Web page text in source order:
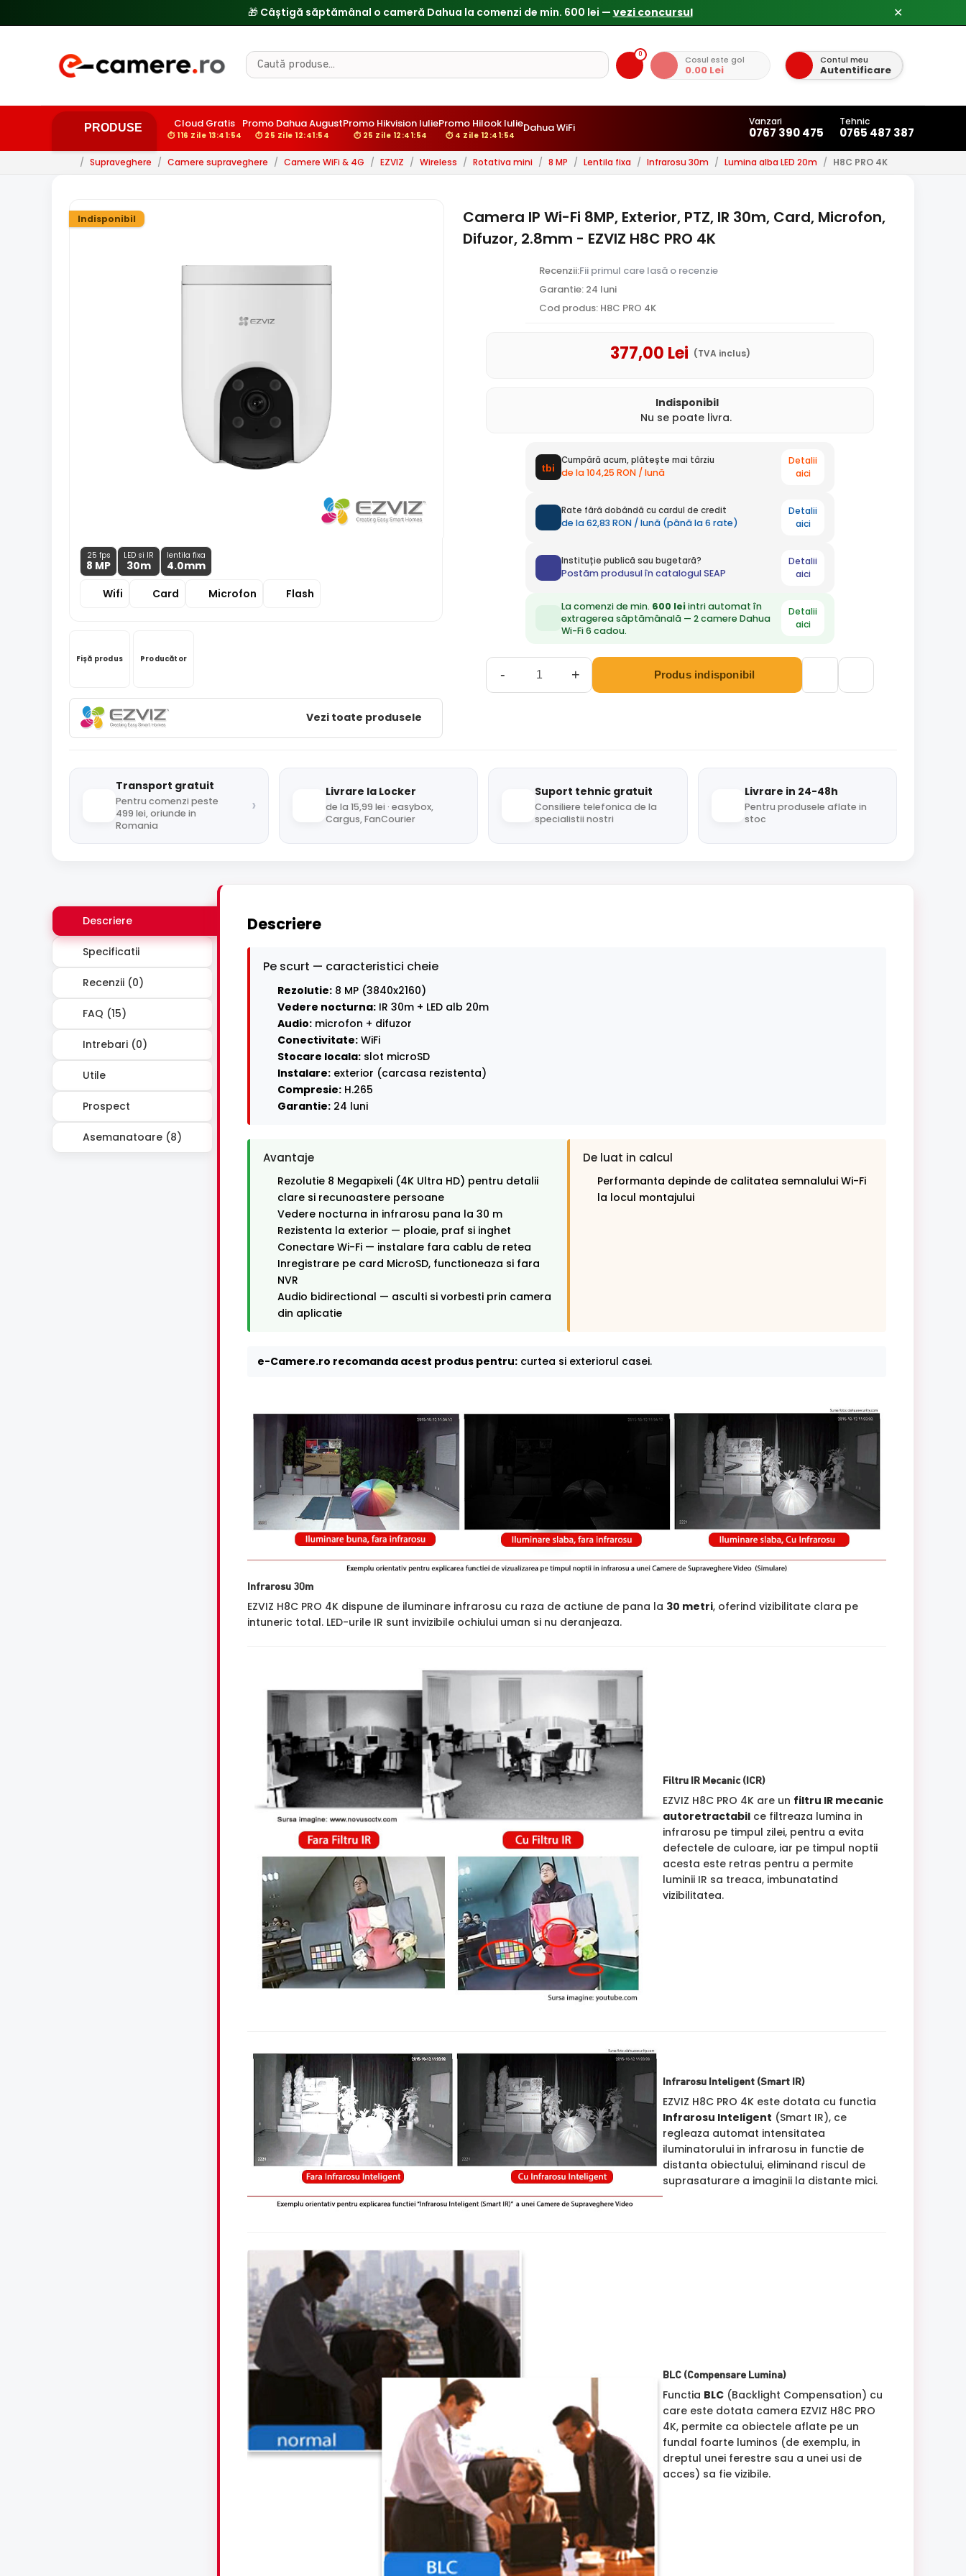
✕
0 Cosul este gol
0.00 Lei
Contul meu
Autentificare
PRODUSE Cloud Gratis
⏱ 116 Zile 13:41:52
Promo Dahua August
⏱ 25 Zile 12:41:52
Promo Hikvision Iulie
⏱ 25 Zile 12:41:52
Promo Hilook Iulie
⏱ 4 Zile 12:41:52
Dahua WiFi Vanzari
0767 390 475
Tehnic
0765 487 387
/ Supraveghere / Camere supraveghere / Camere WiFi & 4G / EZVIZ / Wireless / Rotativa mini / 8 MP / Lentila fixa / Infrarosu 30m / Lumina alba LED 20m / H8C PRO 4K
Indisponibil
25 fps
8 MP
LED si IR
30m
lentila fixa
4.0mm
Wifi
Card Microfon Flash
Fișă produs Producător
Vezi toate produsele
Camera IP Wi-Fi 8MP, Exterior, PTZ, IR 30m, Card, Microfon,
Difuzor, 2.8mm - EZVIZ H8C PRO 4K
Recenzii:Fii primul care lasă o recenzie
Garantie: 24 luni
Cod produs: H8C PRO 4K
377,00 Lei (TVA inclus)
Indisponibil
Nu se poate livra.
Cumpără acum, plătește mai târziu
de la 104,25 RON / lună
Detalii
aici
Rate fără dobândă cu cardul de credit
de la 62,83 RON / lună (până la 6 rate)
Detalii
aici
Instituție publică sau bugetară?
Postăm produsul în catalogul SEAP
Detalii
aici
La comenzi de min. 600 leiintri automat în
extragerea săptămânală — 2 camere Dahua
Wi-Fi 6 cadou.
Detalii
aici
- + Produs indisponibil
Transport gratuit
Pentru comenzi peste
499 lei, oriunde in
Romania
›
Livrare la Locker
de la 15,99 lei · easybox,
Cargus, FanCourier
Suport tehnic gratuit
Consiliere telefonica de la
specialistii nostri
Livrare in 24-48h
Pentru produsele aflate in
stoc
Descriere
Specificatii
Recenzii (0)
FAQ (15)
Intrebari (0)
Utile
Prospect
Asemanatoare (8)
Descriere
Pe scurt — caracteristici cheie
Rezolutie: 8 MP (3840x2160)
Vedere nocturna: IR 30m + LED alb 20m
Audio: microfon + difuzor
Conectivitate: WiFi
Stocare locala: slot microSD
Instalare: exterior (carcasa rezistenta)
Compresie: H.265
Garantie: 24 luni
Avantaje
Rezolutie 8 Megapixeli (4K Ultra HD) pentru detalii
clare si recunoastere persoane
Vedere nocturna in infrarosu pana la 30 m
Rezistenta la exterior — ploaie, praf si inghet
Conectare Wi-Fi — instalare fara cablu de retea
Inregistrare pe card MicroSD, functioneaza si fara
NVR
Audio bidirectional — asculti si vorbesti prin camera
din aplicatie
De luat in calcul
Performanta depinde de calitatea semnalului Wi-Fi
la locul montajului
e-Camere.ro recomanda acest produs pentru: curtea si exteriorul casei.
Infrarosu 30m
EZVIZ H8C PRO 4K dispune de iluminare infrarosu cu raza de actiune de pana la 30 metri, oferind vizibilitate clara pe
intuneric total. LED-urile IR sunt invizibile ochiului uman si nu deranjeaza.
Filtru IR Mecanic (ICR)
EZVIZ H8C PRO 4K are un filtru IR mecanic
autoretractabilce filtreaza lumina in
infrarosu pe timpul zilei, pentru a evita
defectele de culoare, iar pe timpul noptii
acesta este retras pentru a permite
luminii IR sa treaca, imbunatatind
vizibilitatea.
Infrarosu Inteligent (Smart IR)
EZVIZ H8C PRO 4K este dotata cu functia
Infrarosu Inteligent (Smart IR), ce
regleaza automat intensitatea
iluminatorului in infrarosu in functie de
distanta obiectului, eliminand riscul de
suprasaturare a imaginii la distante mici.
BLC (Compensare Lumina)
Functia BLC(Backlight Compensation) cu
care este dotata camera EZVIZ H8C PRO
4K, permite ca obiectele aflate pe un
fundal foarte luminos (de exemplu, in
dreptul unei ferestre sau a unei usi de
acces) sa fie vizibile.